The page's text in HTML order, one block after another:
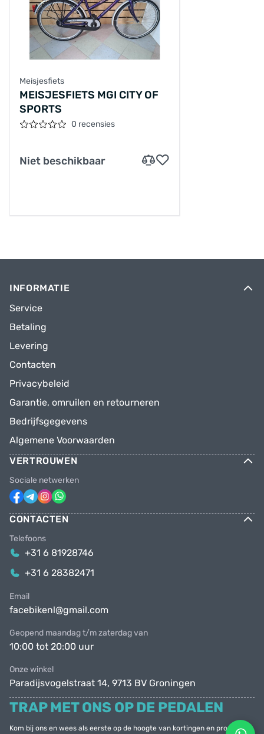
Meisjesfiets
MEISJESFIETS MGI CITY OF
SPORTS
0 recensies
Niet beschikbaar
INFORMATIE
Service
Betaling
Levering
Contacten
Privacybeleid
Garantie, omruilen en retourneren
Bedrijfsgegevens
Algemene Voorwaarden
VERTROUWEN
Sociale netwerken
CONTACTEN
Telefoons
+31 6 81928746
+31 6 28382471
Email
facebikenl@gmail.com
Geopend maandag t/m zaterdag van
10:00 tot 20:00 uur
Onze winkel
Paradijsvogelstraat 14, 9713 BV Groningen
TRAP MET ONS OP DE PEDALEN
Kom bij ons en wees als eerste op de hoogte van kortingen en promoties